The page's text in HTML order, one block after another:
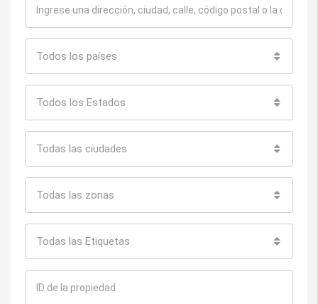
Todos los países
Todos los Estados
Todas las ciudades
Todas las zonas
Todas las Etiquetas